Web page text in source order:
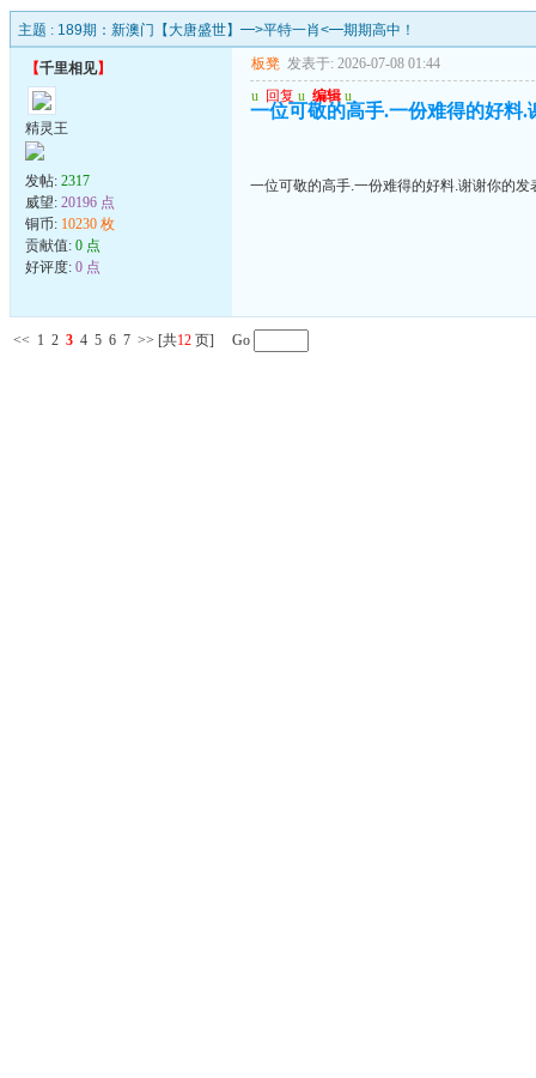
主题 : 189期：新澳门【大唐盛世】━>平特一肖<━期期高中！
【千里相见】
精灵王
发帖: 2317
威望: 20196 点
铜币: 10230 枚
贡献值: 0 点
好评度: 0 点
板凳 发表于: 2026-07-08 01:44
u 回复 u 编辑 u
一位可敬的高手.一份难得的好料.
一位可敬的高手.一份难得的好料.谢谢你的发
<< 1 2 3 4 5 6 7 >> [共12 页] Go